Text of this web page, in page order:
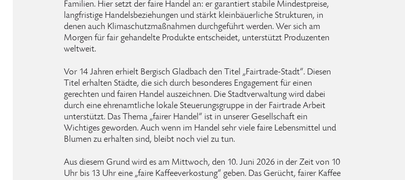
Familien. Hier setzt der faire Handel an: er garantiert stabile Mindestpreise,
langfristige Handelsbeziehungen und stärkt kleinbäuerliche Strukturen, in
denen auch Klimaschutzmaßnahmen durchgeführt werden. Wer sich am
Morgen für fair gehandelte Produkte entscheidet, unterstützt Produzenten
weltweit.
Vor 14 Jahren erhielt Bergisch Gladbach den Titel „Fairtrade-Stadt“. Diesen
Titel erhalten Städte, die sich durch besonderes Engagement für einen
gerechten und fairen Handel auszeichnen. Die Stadtverwaltung wird dabei
durch eine ehrenamtliche lokale Steuerungsgruppe in der Fairtrade Arbeit
unterstützt. Das Thema „fairer Handel“ ist in unserer Gesellschaft ein
Wichtiges geworden. Auch wenn im Handel sehr viele faire Lebensmittel und
Blumen zu erhalten sind, bleibt noch viel zu tun.
Aus diesem Grund wird es am Mittwoch, den 10. Juni 2026 in der Zeit von 10
Uhr bis 13 Uhr eine „faire Kaffeeverkostung“ geben. Das Gerücht, fairer Kaffee